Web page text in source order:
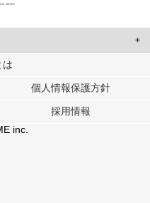
ーに合わせたコンテンツや広告の
ナーに提供しています。
ートナーに提供した他の情報や、
たときに収集した他の情報を組み
は
個人情報保護方針
採用情報
inc.